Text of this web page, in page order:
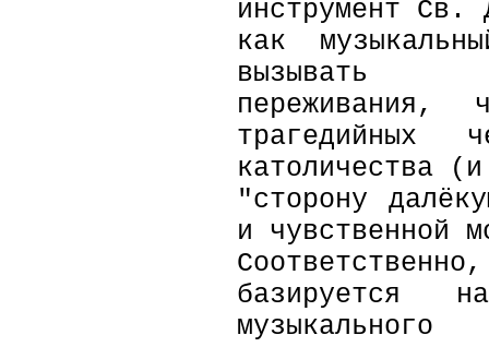
инструмент Св.
как
вызывать
трагедийных
католичества
"сторону
и чувственной
базируется